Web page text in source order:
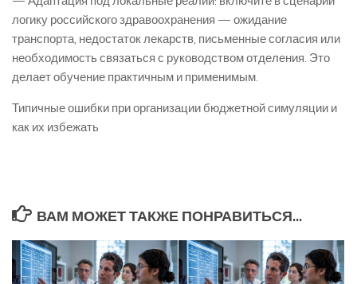
логику российского здравоохранения — ожидание
транспорта, недостаток лекарств, письменные согласия или
необходимость связаться с руководством отделения. Это
делает обучение практичным и применимым.
Типичные ошибки при организации бюджетной симуляции и
как их избежать
ВАМ МОЖЕТ ТАКЖЕ ПОНРАВИТЬСЯ...